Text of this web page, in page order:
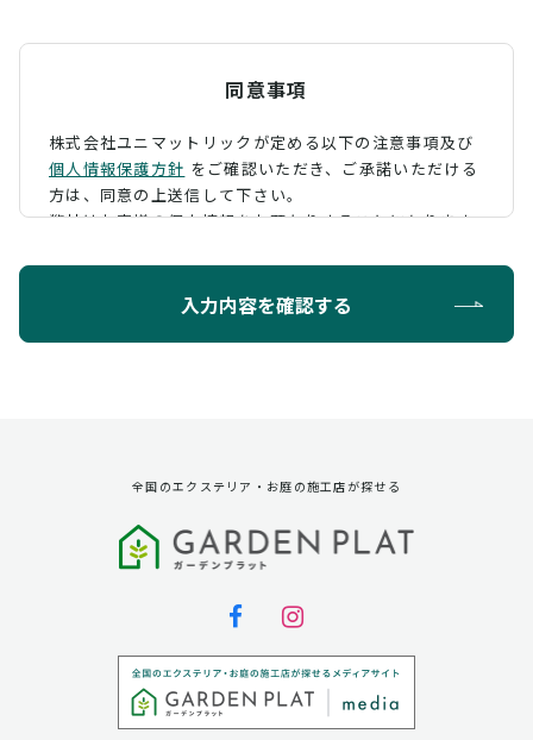
同意事項
株式会社ユニマットリックが定める以下の注意事項及び
個人情報保護方針 をご確認いただき、 ご承諾いただける
方は、同意の上送信して下さい。
弊社はお客様の個人情報をお預かりすることになります
ように定め、保護に努めております。
第三者への提供
弊社は法律で定められている場合を除いて、お客様の個
個人情報の取扱い業務の委託
弊社は事業運営上、お客様により良いサービスを提供す
るために業務の一部を外部に委託しており、業務委託先
入力内容を確認する
全国のエクステリア・お庭の施工店が探せる